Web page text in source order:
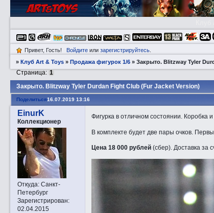
Привет, Гость! Войдитеили зарегистрируйтесь.
»Клуб Art & Toys »Продажа фигурок 1/6 »Закрытo. Blitzway Tyler
Закрытo. Blitzway Tyler Durdan Fight Club (Fur Jacket Version)
Страница: 1
Поделиться16.07.2019 13:16
EinurK
Коллекционер
Откуда:Санкт-
Петербург
Зарегистрирован:
02.04.2015
Фигурка в отличном состоянии. Коробка
В комплекте будет две пары очков.
Цена 18 000 рублей(сбер). Доставка за